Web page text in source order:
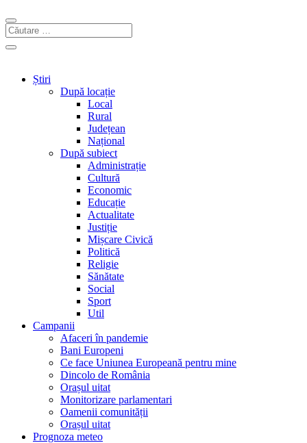
Știri
După locație
Local
Rural
Județean
Național
După subiect
Administrație
Cultură
Economic
Educație
Actualitate
Justiție
Mișcare Civică
Politică
Religie
Sănătate
Social
Sport
Util
Campanii
Afaceri în pandemie
Bani Europeni
Ce face Uniunea Europeană pentru mine
Dincolo de România
Orașul uitat
Monitorizare parlamentari
Oamenii comunității
Orașul uitat
Prognoza meteo